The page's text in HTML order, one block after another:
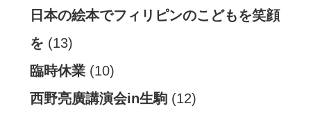
日本の絵本でフィリピンのこどもを笑顔
を (13)
臨時休業(10)
西野亮廣講演会in生駒(12)